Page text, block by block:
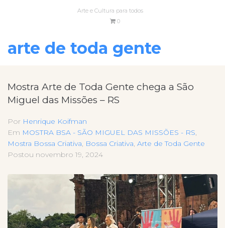
Arte e Cultura para todos
0
arte de toda gente
Mostra Arte de Toda Gente chega a São
Miguel das Missões – RS
Por Henrique Koifman
Em MOSTRA BSA - SÃO MIGUEL DAS MISSÕES - RS,
Mostra Bossa Criativa, Bossa Criativa, Arte de Toda Gente
Postou novembro 19, 2024